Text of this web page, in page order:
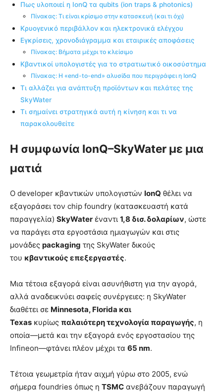
Πως υλοποιεί η IonQ τα qubits (ion traps & photonics)
Πίνακας: Τι είναι κρίσιμο στην κατασκευή (και τι όχι)
Κρυογενικό περιβάλλον και ηλεκτρονικά ελέγχου
Εγκρίσεις, χρονοδιάγραμμα και εταιρικές αποφάσεις
Πίνακας: Βήματα μέχρι το κλείσιμο
Κβαντικοί υπολογιστές για το στρατιωτικό οικοσύστημα
Πίνακας: Η «end-to-end» αλυσίδα που περιγράφει η IonQ
Τι αλλάζει για ανάπτυξη προϊόντων και πελάτες της
SkyWater
Τι σημαίνει στρατηγικά αυτή η κίνηση και τι να
παρακολουθείτε
Η συμφωνία IonQ–SkyWater με μια
ματιά
Ο developer κβαντικών υπολογιστών IonQ θέλει να
εξαγοράσει τον chip foundry (κατασκευαστή κατά
παραγγελία) SkyWater έναντι 1,8 δισ. δολαρίων, ώστε
να παράγει στα εργοστάσια ημιαγωγών και στις
μονάδες packaging της SkyWater δικούς
του κβαντικούς επεξεργαστές.
Μια τέτοια εξαγορά είναι ασυνήθιστη για την αγορά,
αλλά αναδεικνύει σαφείς συνέργειες: η SkyWater
διαθέτει σε Minnesota, Florida και
Texas κυρίως παλαιότερη τεχνολογία παραγωγής, η
οποία—μετά και την εξαγορά ενός εργοστασίου της
Infineon—φτάνει πλέον μέχρι τα 65 nm.
Τέτοια γεωμετρία ήταν αιχμή γύρω στο 2005, ενώ
σήμερα foundries όπως η TSMC ανεβάζουν παραγωγή